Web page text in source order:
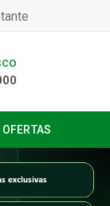
OFERTAS